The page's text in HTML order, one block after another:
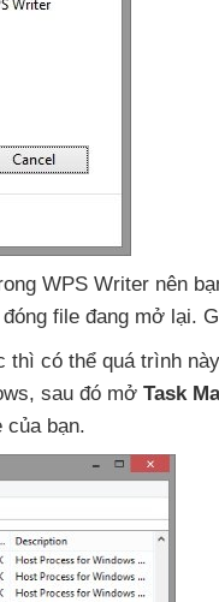
WPS Writer nên
file đang mở lại.
thì có thể quá trình
, sau đó mở Task
của bạn.